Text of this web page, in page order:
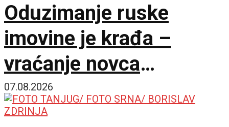
Oduzimanje ruske
imovine je krađa –
vraćanje novca
omogućilo bi mir u
Ukrajini
07.08.2026